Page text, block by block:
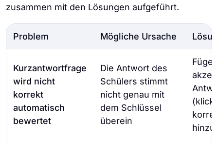
zusammen mit den Lösungen aufgeführt.
Problem Mögliche Ursache
Kurzantwortfrage
wird nicht
korrekt
automatisch
bewertet
Die Antwort des
Schülers stimmt
nicht genau mit
dem Schlüssel
überein